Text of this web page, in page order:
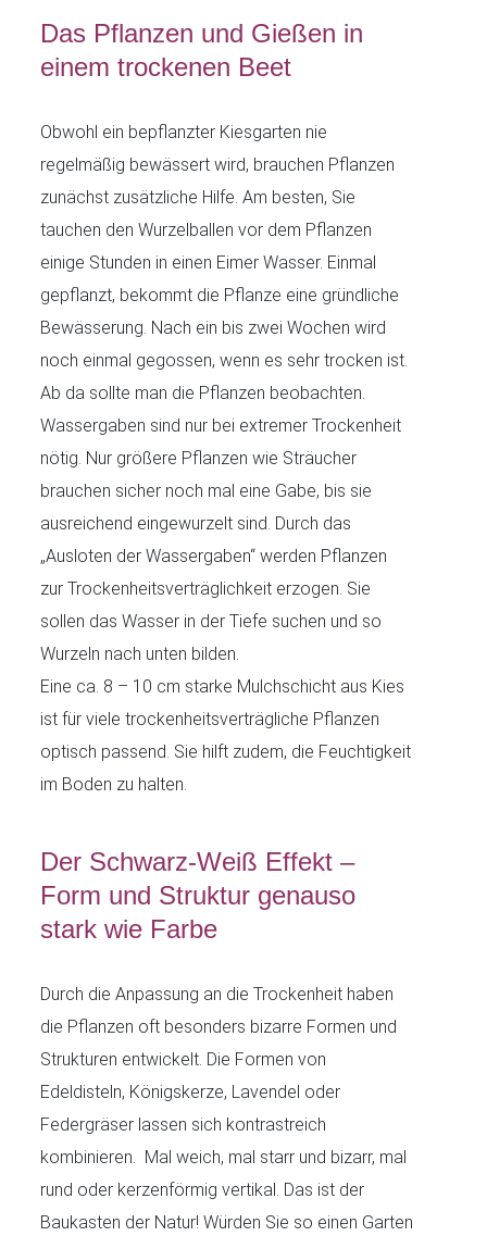
Das Pflanzen und Gießen in
einem trockenen Beet
Obwohl ein bepflanzter Kiesgarten nie
regelmäßig bewässert wird, brauchen Pflanzen
zunächst zusätzliche Hilfe. Am besten, Sie
tauchen den Wurzelballen vor dem Pflanzen
einige Stunden in einen Eimer Wasser. Einmal
gepflanzt, bekommt die Pflanze eine gründliche
Bewässerung. Nach ein bis zwei Wochen wird
noch einmal gegossen, wenn es sehr trocken ist.
Ab da sollte man die Pflanzen beobachten.
Wassergaben sind nur bei extremer Trockenheit
nötig. Nur größere Pflanzen wie Sträucher
brauchen sicher noch mal eine Gabe, bis sie
ausreichend eingewurzelt sind. Durch das
„Ausloten der Wassergaben“ werden Pflanzen
zur Trockenheitsverträglichkeit erzogen. Sie
sollen das Wasser in der Tiefe suchen und so
Wurzeln nach unten bilden.
Eine ca. 8 – 10 cm starke Mulchschicht aus Kies
ist für viele trockenheitsverträgliche Pflanzen
optisch passend. Sie hilft zudem, die Feuchtigkeit
im Boden zu halten.
Der Schwarz-Weiß Effekt –
Form und Struktur genauso
stark wie Farbe
Durch die Anpassung an die Trockenheit haben
die Pflanzen oft besonders bizarre Formen und
Strukturen entwickelt. Die Formen von
Edeldisteln, Königskerze, Lavendel oder
Federgräser lassen sich kontrastreich
kombinieren. Mal weich, mal starr und bizarr, mal
rund oder kerzenförmig vertikal. Das ist der
Baukasten der Natur! Würden Sie so einen Garten